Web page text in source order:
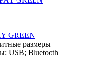
GREEN
размеры
USB; Bluetooth